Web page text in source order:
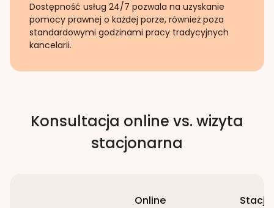
Dostępność usług 24/7 pozwala na uzyskanie
pomocy prawnej o każdej porze, również poza
standardowymi godzinami pracy tradycyjnych
kancelarii.
Konsultacja online vs. wizyta
stacjonarna
Online